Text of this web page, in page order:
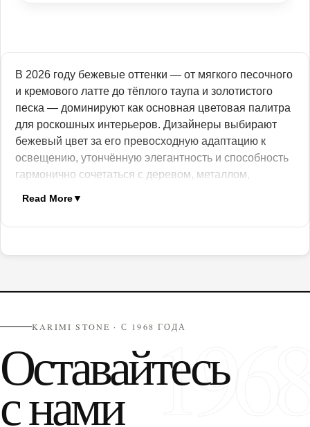
В 2026 году бежевые оттенки — от мягкого песочного
и кремового латте до тёплого таупа и золотистого
песка — доминируют как основная цветовая палитра
для роскошных интерьеров. Дизайнеры выбирают
бежевый цвет за его превосходную адаптацию к
освещению, утончённую элегантность и способность
гармонично сочетаться с деревом, металлом,
ощущение сдержанной роскоши без излишней
фасадов, напольных покрытий, облицовки стен,
дизайна.
обусловлена его вневременной эстетикой и полным
нейтральных оттенков, где ключевую роль играют
подлинность материала, тактильность и связь с
Геологическое происхождение бежевого
натурального камня
Read More▼
KARIMI STONE · С 1968 ГОДА
Оставайтесь
с нами